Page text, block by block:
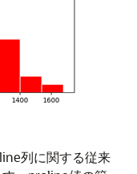
列に関する従来